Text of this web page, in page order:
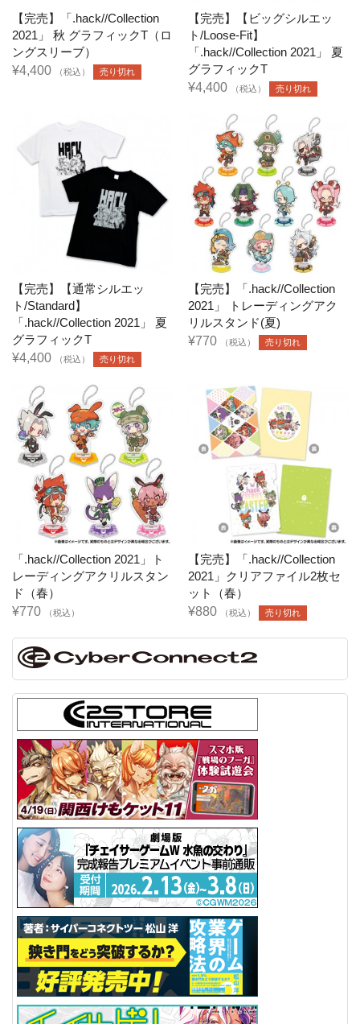
【完売】「.hack//Collection
2021」 秋 グラフィックT（ロ
ングスリーブ）
¥4,400
（税込） 売り切れ
【完売】【ビッグシルエッ
ト/Loose-Fit】
「.hack//Collection 2021」 夏
グラフィックT
¥4,400
（税込） 売り切れ
【完売】【通常シルエッ
ト/Standard】
「.hack//Collection 2021」 夏
グラフィックT
¥4,400
（税込） 売り切れ
【完売】「.hack//Collection
2021」 トレーディングアク
リルスタンド(夏)
¥770
（税込） 売り切れ
「.hack//Collection 2021」ト
レーディングアクリルスタン
ド（春）
¥770
（税込）
【完売】「.hack//Collection
2021」クリアファイル2枚セ
ット（春）
¥880
（税込） 売り切れ